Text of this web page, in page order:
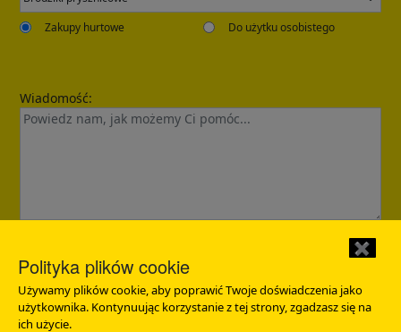
Zakupy hurtowe Do użytku osobistego
Wiadomość:
Wyślij
✖
Polityka plików cookie
Używamy plików cookie, aby poprawić Twoje doświadczenia jako
użytkownika. Kontynuując korzystanie z tej strony, zgadzasz się na
ich użycie.